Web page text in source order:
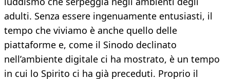
adulti. Senza essere ingenuamente entusiasti, il
tempo che viviamo è anche quello delle
piattaforme e, come il Sinodo declinato
nell’ambiente digitale ci ha mostrato, è un tempo
in cui lo Spirito ci ha già preceduti. Proprio il